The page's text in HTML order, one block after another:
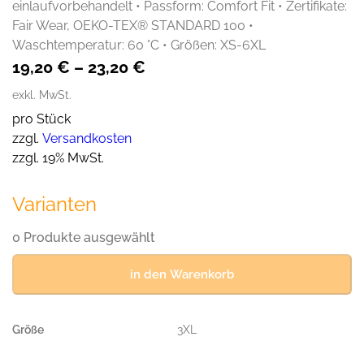
einlaufvorbehandelt • Passform: Comfort Fit • Zertifikate:
Fair Wear, OEKO-TEX® STANDARD 100 •
Waschtemperatur: 60 °C • Größen: XS-6XL
19,20 € – 23,20 €
exkl. MwSt.
pro Stück
zzgl. Versandkosten
zzgl. 19% MwSt.
Varianten
0 Produkte ausgewählt
in den Warenkorb
3XL